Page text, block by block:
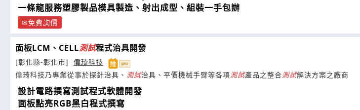
一條龍服務塑膠製品模具製造、射出成型、組裝一手包辦
免費詢價
面板LCM、CELL測試程式治具開發
[彰化縣-彰化市]
偉琦科技
偉琦科技乃專業從事於探針治具、 測試治具、平價機械手臂等各項測試產品之整合測試解決方案之廠商
設計電路撰寫測試程式軟體開發
面板點亮RGB黑白程式撰寫